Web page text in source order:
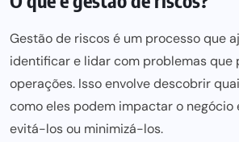
Gestão de riscos é um processo que
identificar e lidar com problemas que
operações. Isso envolve descobrir
como eles podem impactar o negócio
evitá-los ou minimizá-los.